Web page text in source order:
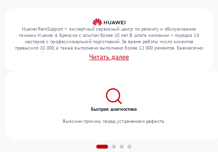
HuaweiRemSupport — экспертный сервисный центр по ремонту и обслуживанию
техники Huawei в Брянске с опытом более 10 лет. В штате компании — порядка 18
мастеров с профессиональной подготовкой. За время работы число клиентов
превысило 10 000, а также выполнено выполнено более 12 000 ремонтов. Ежемесячно
в сервисный центр поступает свыше 300 единиц техники, включая , , . Мы выполняем
ремонт различного уровня сложности и гарантируем высокое качество обслуживания
Читать далее
Быстрая диагностика
Выясним причину перед устранением дефекта.